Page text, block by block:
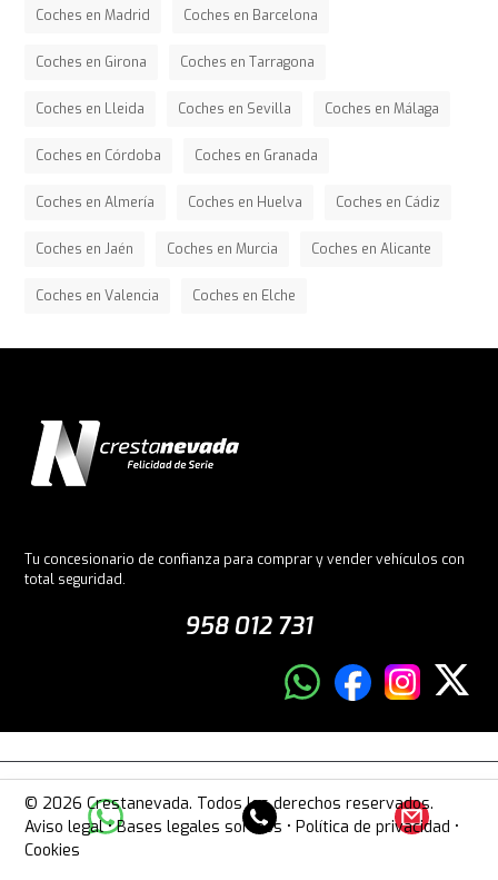
Coches en Madrid Coches en Barcelona
Coches en Girona Coches en Tarragona
Coches en Lleida Coches en Sevilla Coches en Málaga
Coches en Córdoba Coches en Granada
Coches en Almería Coches en Huelva Coches en Cádiz
Coches en Jaén Coches en Murcia Coches en Alicante
Coches en Valencia Coches en Elche
Tu concesionario de confianza para comprar y vender vehículos con
total seguridad.
958 012 731
© 2026 Crestanevada. Todos los derechos reservados.
Aviso legal•Bases legales sorteos •Política de privacidad •
Cookies